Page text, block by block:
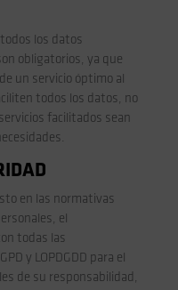
todos los datos
obligatorios, ya que
un servicio óptimo al
todos los datos, no
facilitados sean
en las normativas
el
todas las
y LOPDGDD para el
de su responsabilidad,